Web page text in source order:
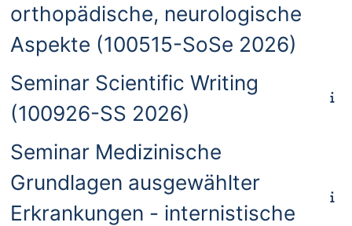
orthopädische, neurologische
Aspekte (100515-SoSe 2026)
Seminar Scientific Writing
(100926-SS 2026)
Seminar Medizinische
Grundlagen ausgewählter
Erkrankungen - internistische